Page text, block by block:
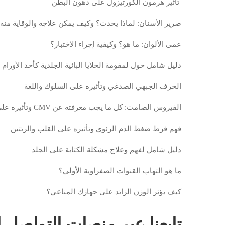
تأثير هرمون الكورتيزول على دهون البطن
صرير الأسنان: لماذا يحدث؟ وكيف يمكن علاجه والوقاية منه
عمى الألوان: ما هو؟ وكيفية إجراء الاختبار؟
دليل شامل حول لمفومة الخلايا البائية الجلدية كأحد الأورام
الخرف الجبهي الصدغي وتأثيره على السلوك واللغة
الفيروس الصامت: كل ما يجب معرفته عن CMV وتأثيره على صحتك
فهم فرط ضغط الدم الرئوي وتأثيره على القلب والرئتين
دليل شامل لفهم وعلاج مشكلة الكتابة على الجلد
ما هو التهاب القنوات الصفراوية الأولي؟
كيف يؤثر الوزن الزائد على جهازك المناعي؟